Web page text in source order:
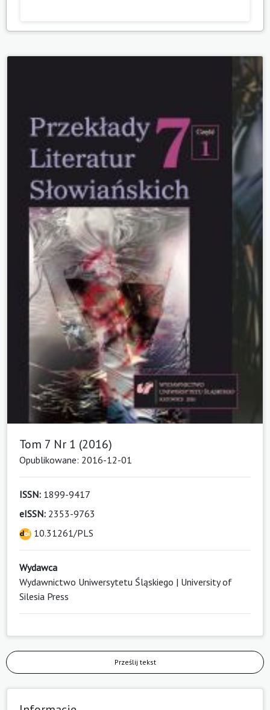
Tom 7 Nr 1 (2016)
Opublikowane: 2016-12-01
ISSN: 1899-9417
eISSN: 2353-9763
10.31261/PLS
Wydawca
Wydawnictwo Uniwersytetu Śląskiego | University of
Silesia Press
Prześlij tekst